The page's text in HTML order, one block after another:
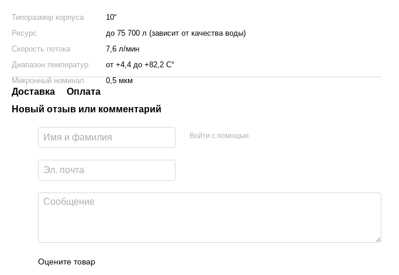
Типоразмер корпуса
10“
Ресурс
до 75 700 л (зависит от качества воды)
Скорость потока
7,6 л/мин
Диапазон температур
от +4,4 до +82,2 С°
Микронный номинал
0,5 мкм
Доставка
Оплата
Новый отзыв или комментарий
Войти с помощью
Оцените товар